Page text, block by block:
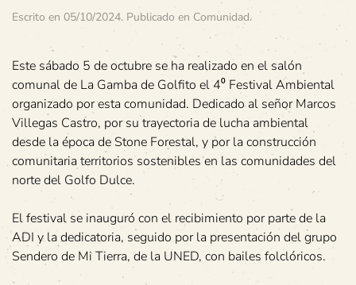
Escrito en 05/10/2024. Publicado en Comunidad.
Este sábado 5 de octubre se ha realizado en el salón
comunal de La Gamba de Golfito el 4⁰ Festival Ambiental
organizado por esta comunidad. Dedicado al señor Marcos
Villegas Castro, por su trayectoria de lucha ambiental
desde la época de Stone Forestal, y por la construcción
comunitaria territorios sostenibles en las comunidades del
norte del Golfo Dulce.
El festival se inauguró con el recibimiento por parte de la
ADI y la dedicatoria, seguido por la presentación del grupo
Sendero de Mi Tierra, de la UNED, con bailes folclóricos.